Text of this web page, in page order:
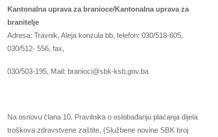
Kantonalna uprava za branioce/Kantonalna uprava za
branitelje
Adresa: Travnik, Aleja konzula bb, telefon: 030/518-605,
030/512- 556, fax,
030/503-195, Mail: branioci@sbk-ksb.gov.ba
Na osnovu člana 10. Pravilnika o oslobađanju plaćanja dijela
troškova zdravstvene zaštite, (Službene novine SBK broj